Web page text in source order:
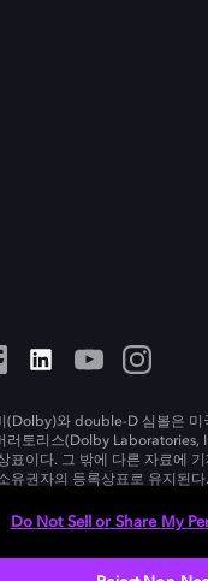
(Dolby)와 double-D 심볼은 미
러토리스(Dolby Laboratories,
표이다. 그 밖에 다른 자료에
유권자의 등록상표로 유지된
Do Not Sell or Share My